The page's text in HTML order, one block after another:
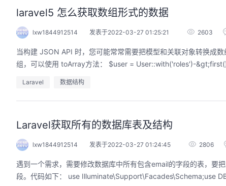
laravel5 怎么获取数组形式的数据
lxw1844912514 发表于2022-03-27 01:25:21 2603
当构建 JSON API 时，您可能常常需要把模型和关联对象转换成
组，可以使用 toArray方法： $user = User::with('roles')-
Laravel 数据结构
Laravel获取所有的数据库表及结构
lxw1844912514 发表于2022-03-27 01:24:45 2806
遇到一个需求，需要修改数据库中所有包含email的字段的表，要
段。代码如下： use